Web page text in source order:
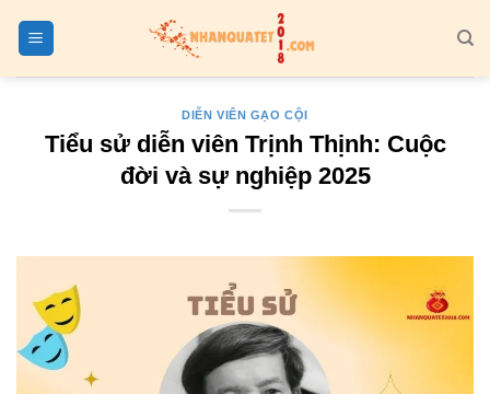
qua
DIỄN VIÊN GẠO CỘI
Tiểu sử diễn viên Trịnh Thịnh: Cuộc
đời và sự nghiệp 2025